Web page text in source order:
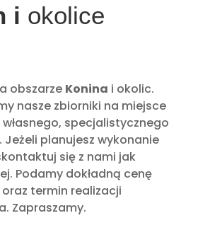
i okolice
obszarze Konina i okolic.
nasze zbiorniki na miejsce
własnego, specjalistycznego
planujesz wykonanie
się z nami jak
Podamy dokładną cenę
termin realizacji
Zapraszamy.